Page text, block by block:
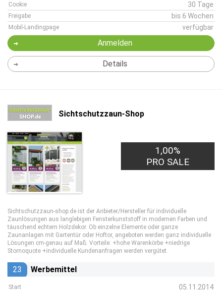
Cookie 30 Tage
Freigabe bis 6 Wochen
Mobil-Landingpage verfügbar
Anmelden
Details
Sichtschutzzaun-Shop
1,00%
PRO SALE
Sichtschutzzaun-shop.de ist der Anbieter/Hersteller für individuelle
Zaunlösungen aus langlebigen Fensterkunststoff in modernen Farben und
täuschend echtem Holzdekor. Ob einzelne Elemente oder ganze
Zaunanlagen mit Gartentür oder Hoftor, angeboten werden ganz individuelle
Lösungen cm-genau auf Maß. Vorteile: +hohe Warenkörbe +niedrige
Stornoquote +individuelle Kundenanfragen werden vergütet.
23 Werbemittel
Start 05.11.2014